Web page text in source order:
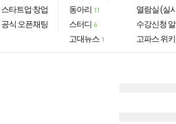
스타트업·창업
공식 오픈채팅
동아리 11
스터디 6
고대뉴스 1
열람실 (실
수강신청
고파스 위키